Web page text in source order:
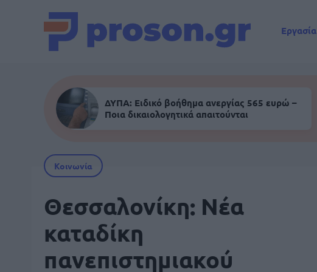
Εργασία
ΔΥΠΑ: Ειδικό βοήθημα ανεργίας 565 ευρώ –
Ποια δικαιολογητικά απαιτούνται
Κοινωνία
Θεσσαλονίκη: Νέα
καταδίκη
πανεπιστημιακού